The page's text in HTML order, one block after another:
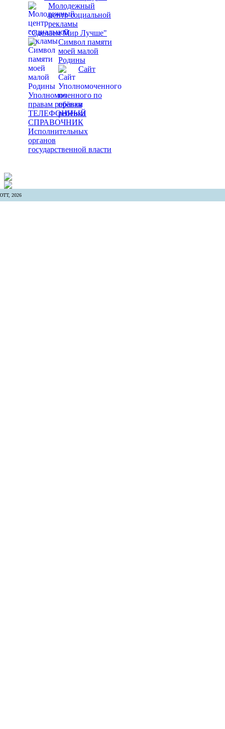
Молодежный
центр социальной
рекламы
"Сделаем Мир Лучше"
Символ памяти
моей малой
Родины
Сайт
Уполномоченного по
правам ребёнка
ТЕЛЕФОННЫЙ
СПРАВОЧНИК
Исполнительных
органов
государственной власти
2026